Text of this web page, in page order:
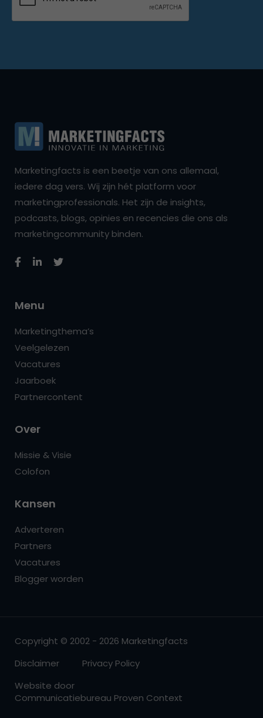
Marketingfacts is een beetje van ons allemaal,
iedere dag vers. Wij zijn hét platform voor
marketingprofessionals. Het zijn de insights,
podcasts, blogs, opinies en recencies die ons als
marketingcommunity binden.
Menu
Marketingthema’s
Veelgelezen
Vacatures
Jaarboek
Partnercontent
Over
Missie & Visie
Colofon
Kansen
Adverteren
Partners
Vacatures
Blogger worden
Copyright © 2002 - 2026 Marketingfacts
Disclaimer
Privacy Policy
Website door
Communicatiebureau Proven Context